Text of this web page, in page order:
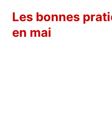
Les bonnes
en mai